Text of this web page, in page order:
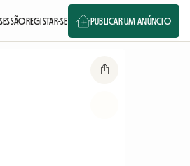
REGISTAR-SE PUBLICAR UM ANÚNCIO